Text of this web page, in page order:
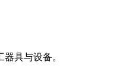
具与设备。